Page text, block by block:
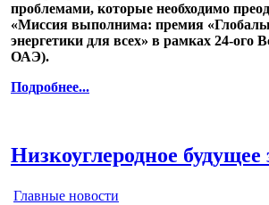
проблемами, которые необходимо
«Миссия выполнима: премия
энергетики для всех» в рамках 24-ого
ОАЭ).
Подробнее...
Низкоуглеродное
Главные новости